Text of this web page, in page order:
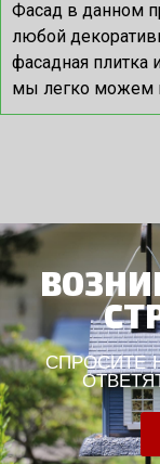
Фасад в данном
любой
фасадная плитка
мы легко можем
СПРОСИТЕ